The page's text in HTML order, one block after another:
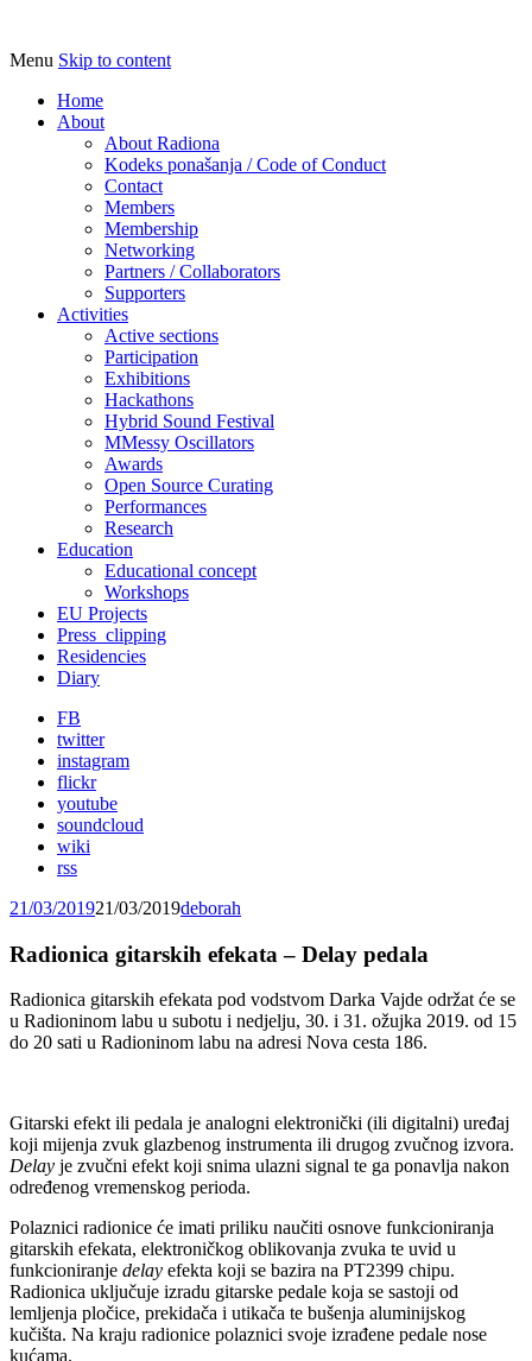
Radiona
Udruga za razvoj ‘uradi sam’ kulture //
Association for Development of 'do-it-
yourself' Culture – Makerspace
Menu Skip to content
Home
About
About Radiona
Kodeks ponašanja / Code of Conduct
Contact
Members
Membership
Networking
Partners / Collaborators
Supporters
Activities
Active sections
Participation
Exhibitions
Hackathons
Hybrid Sound Festival
MMessy Oscillators
Awards
Open Source Curating
Performances
Research
Education
Educational concept
Workshops
EU Projects
Press_clipping
Residencies
Diary
FB
twitter
instagram
flickr
youtube
soundcloud
wiki
rss
21/03/201921/03/2019deborah
Radionica gitarskih efekata – Delay pedala
Radionica gitarskih efekata pod vodstvom Darka Vajde održat će se
u Radioninom labu u subotu i nedjelju, 30. i 31. ožujka 2019. od 15
do 20 sati u Radioninom labu na adresi Nova cesta 186.
Gitarski efekt ili pedala je analogni elektronički (ili digitalni) uređaj
koji mijenja zvuk glazbenog instrumenta ili drugog zvučnog izvora.
Delay je zvučni efekt koji snima ulazni signal te ga ponavlja nakon
određenog vremenskog perioda.
Polaznici radionice će imati priliku naučiti osnove funkcioniranja
gitarskih efekata, elektroničkog oblikovanja zvuka te uvid u
funkcioniranje delay efekta koji se bazira na PT2399 chipu.
Radionica uključuje izradu gitarske pedale koja se sastoji od
lemljenja pločice, prekidača i utikača te bušenja aluminijskog
kučišta. Na kraju radionice polaznici svoje izrađene pedale nose
kućama.